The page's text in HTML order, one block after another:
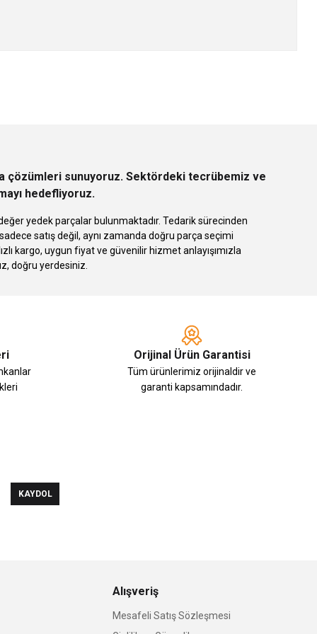
çözümleri sunuyoruz. Sektördeki tecrübemiz ve
hedefliyoruz.
yedek parçalar bulunmaktadır. Tedarik sürecinden
satış değil, aynı zamanda doğru parça seçimi
kargo, uygun fiyat ve güvenilir hizmet anlayışımızla
doğru yerdesiniz.
Orijinal Ürün Garantisi
Tüm ürünlerimiz orijinaldir ve
garanti kapsamındadır.
KAYDOL
Alışveriş
Mesafeli Satış Sözleşmesi